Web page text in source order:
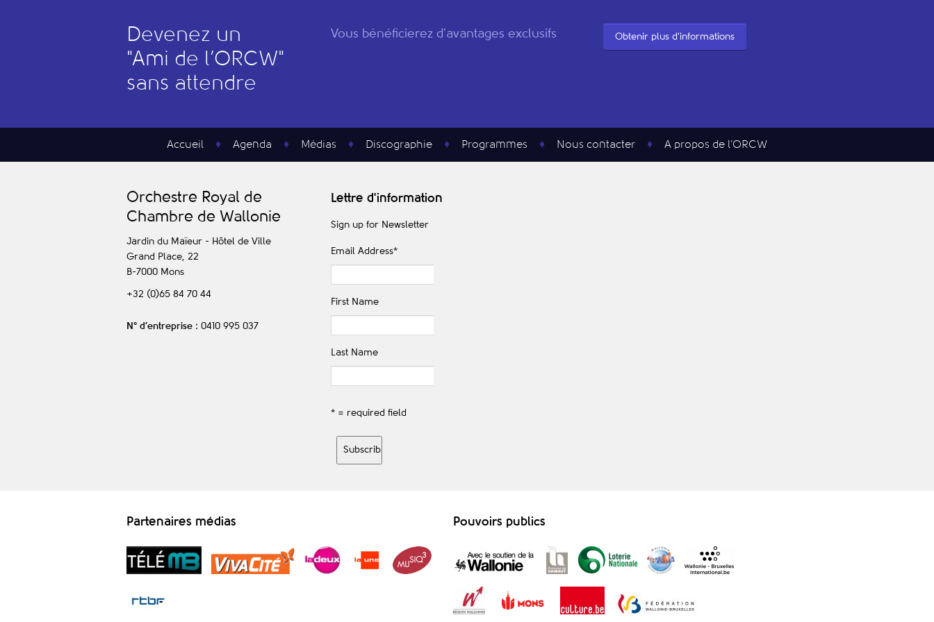
Devenez un
"Ami de l’ORCW"
sans attendre
Vous bénéficierez d'avantages exclusifs Obtenir plus d'informations
Accueil Agenda Médias Discographie Programmes Nous contacter A propos de l’ORCW
Orchestre Royal de
Chambre de Wallonie
Jardin du Maïeur - Hôtel de Ville
Grand Place, 22
B-7000 Mons
+32 (0)65 84 70 44
N° d’entreprise : 0410 995 037
Lettre d'information
Sign up for Newsletter
Email Address*
First Name
Last Name
* = required field
Partenaires médias Pouvoirs publics